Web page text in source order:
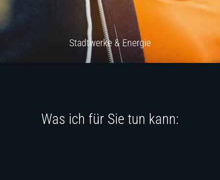
Stadtwerke & Energie
Was ich für Sie tun kann: